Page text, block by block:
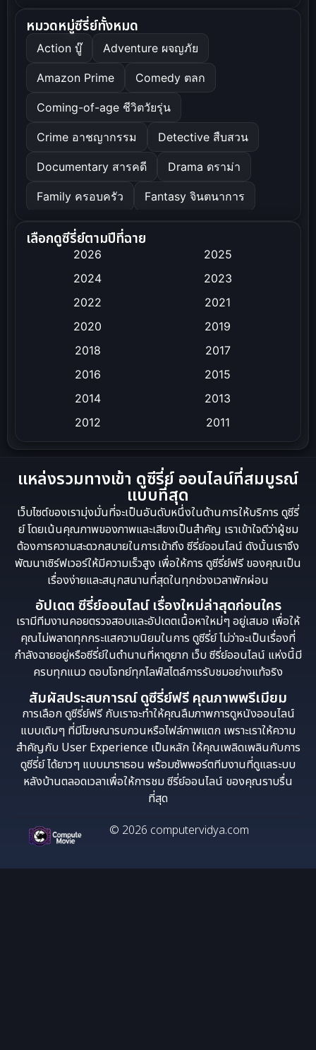
หมวดหมู่ซีรี่ย์ทั้งหมด
Action บู๊ Adventure ผจญภัย
Amazon Prime Comedy ตลก
Coming-of-age ชีวิตวัยรุ่น
Crime อาชญากรรม Detective สืบสวน
Documentary สารคดี Drama ดราม่า
Family ครอบครัว Fantasy จินตนาการ
Healing History ประวัติศาสตร์
Horror สยองขวัญ
Inspirational แรงบันดาลใจ Love
Period ย้อนยุค Political การเมือง
Psychological จิตวิทยา Revenge
Romance โรแมนติก Sci-Fi วิทยาศาสตร์
Supernatural เหนือธรรมชาติ
survival เอาตัวรอด Thriller ระทึกขวัญ
Uncategorized War สงคราม
ซีรี่ย์จีนซับไทย ซีรีย์จีนพากย์ไทย
ซีรี่ย์จีนมาใหม่ ซีรี่ย์วาย ซีรีย์ไทย
ดูซีรีย์ Netflix ดูซีรีย์จีน ดูซีรีย์ญี่ปุ่น
ดูซีรีย์ฝรั่ง ดูซีรีย์เกาหลี ดูซีรีย์เกาหลี
ดูซีรีย์เกาหลี ดูหนังออนไลน์ พากย์ไทย
มิตรภาพ หนังต่างประเทศ
เลือกดูซีรี่ย์ตามปีที่ฉาย
2026
2025
2024
2023
2022
2021
2020
2019
2018
2017
2016
2015
2014
2013
2012
2011
แหล่งรวมทางเข้า ดูซีรี่ย์ ออนไลน์ที่สมบูรณ์
แบบที่สุด
เว็บไซต์ของเรามุ่งมั่นที่จะเป็นอันดับหนึ่งในด้านการให้บริการ ดูซีรี่
ย์ โดยเน้นคุณภาพของภาพและเสียงเป็นสำคัญ เราเข้าใจดีว่าผู้ชม
ต้องการความสะดวกสบายในการเข้าถึง ซีรี่ย์ออนไลน์ ดังนั้นเราจึง
พัฒนาเซิร์ฟเวอร์ให้มีความเร็วสูง เพื่อให้การ ดูซีรี่ย์ฟรี ของคุณเป็น
เรื่องง่ายและสนุกสนานที่สุดในทุกช่วงเวลาพักผ่อน
อัปเดต ซีรี่ย์ออนไลน์ เรื่องใหม่ล่าสุดก่อนใคร
เรามีทีมงานคอยตรวจสอบและอัปเดตเนื้อหาใหม่ๆ อยู่เสมอ เพื่อให้
คุณไม่พลาดทุกกระแสความนิยมในการ ดูซีรี่ย์ ไม่ว่าจะเป็นเรื่องที่
กำลังฉายอยู่หรือซีรี่ย์ในตำนานที่หาดูยาก เว็บ ซีรี่ย์ออนไลน์ แห่งนี้มี
ครบทุกแนว ตอบโจทย์ทุกไลฟ์สไตล์การรับชมอย่างแท้จริง
สัมผัสประสบการณ์ ดูซีรี่ย์ฟรี คุณภาพพรีเมียม
การเลือก ดูซีรี่ย์ฟรี กับเราจะทำให้คุณลืมภาพการดูหนังออนไลน์
แบบเดิมๆ ที่มีโฆษณารบกวนหรือไฟล์ภาพแตก เพราะเราให้ความ
สำคัญกับ User Experience เป็นหลัก ให้คุณเพลิดเพลินกับการ
ดูซีรี่ย์ ได้ยาวๆ แบบมาราธอน พร้อมซัพพอร์ตทีมงานที่ดูแลระบบ
หลังบ้านตลอดเวลาเพื่อให้การชม ซีรี่ย์ออนไลน์ ของคุณราบรื่น
ที่สุด
© 2026 computervidya.com